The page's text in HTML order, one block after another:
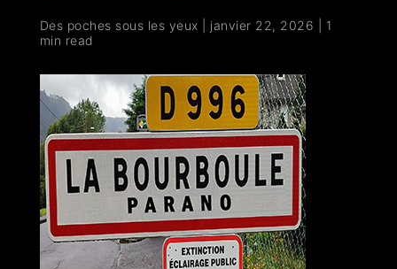
Des poches sous les yeux janvier 22, 2026
1
min read